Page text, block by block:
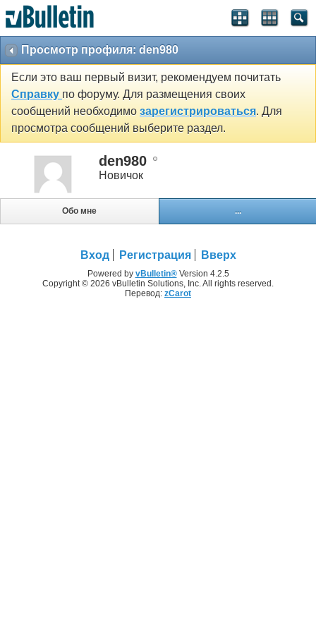
Просмотр профиля: den980
Если это ваш первый визит, рекомендуем почитать
Справку по форуму. Для размещения своих
сообщений необходимо зарегистрироваться. Для
просмотра сообщений выберите раздел.
den980
Новичок
Обо мне ...
Вход Регистрация Вверх
Powered by vBulletin®Version 4.2.5
Copyright © 2026 vBulletin Solutions, Inc. All rights reserved.
Перевод: zCarot